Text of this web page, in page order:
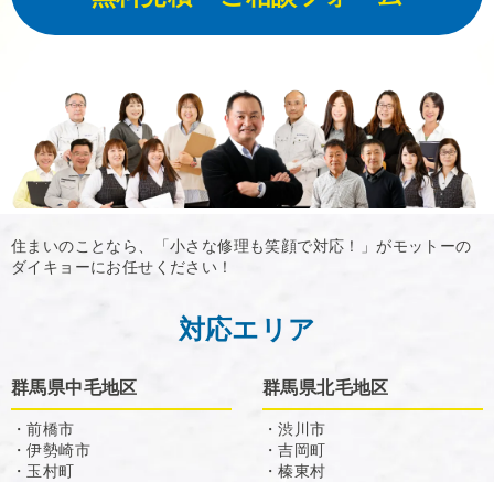
住まいのことなら、「小さな修理も笑顔で対応！」がモットーの
ダイキョーにお任せください！
対応エリア
群馬県中毛地区
・前橋市
・伊勢崎市
・玉村町
群馬県北毛地区
・渋川市
・吉岡町
・榛東村